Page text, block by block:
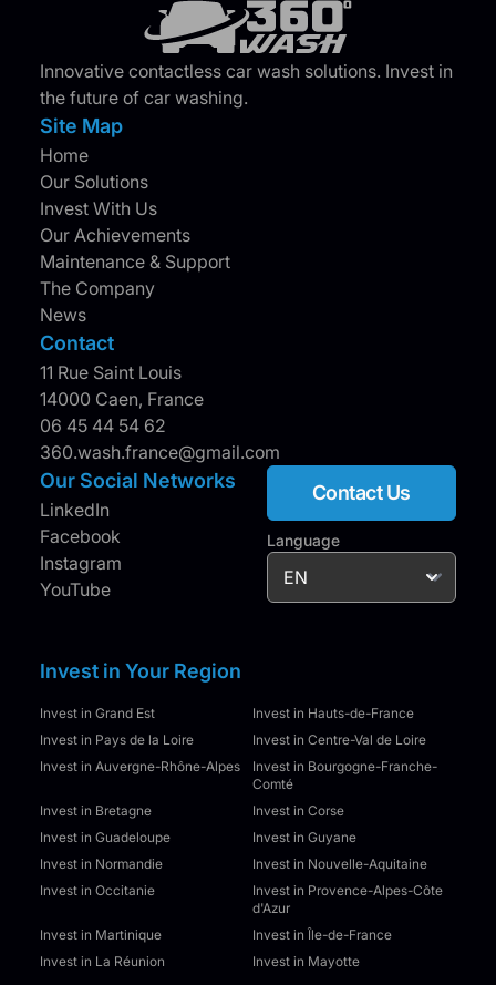
Innovative contactless car wash solutions. Invest in
the future of car washing.
Site Map
Home
Our Solutions
Invest With Us
Our Achievements
Maintenance & Support
The Company
News
Contact
11 Rue Saint Louis
14000 Caen, France
06 45 44 54 62
360.wash.france@gmail.com
Our Social Networks
LinkedIn
Facebook
Instagram
YouTube
Contact Us
Language
Invest in Your Region
Invest in Grand Est
Invest in Hauts-de-France
Invest in Pays de la Loire
Invest in Centre-Val de Loire
Invest in Auvergne-Rhône-Alpes
Invest in Bourgogne-Franche-
Comté
Invest in Bretagne
Invest in Corse
Invest in Guadeloupe
Invest in Guyane
Invest in Normandie
Invest in Nouvelle-Aquitaine
Invest in Occitanie
Invest in Provence-Alpes-Côte
d'Azur
Invest in Martinique
Invest in Île-de-France
Invest in La Réunion
Invest in Mayotte